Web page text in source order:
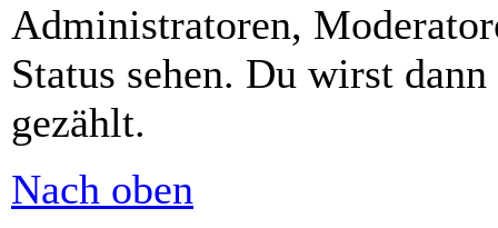
Administratoren,
Status sehen. Du wirst
gezählt.
Nach oben